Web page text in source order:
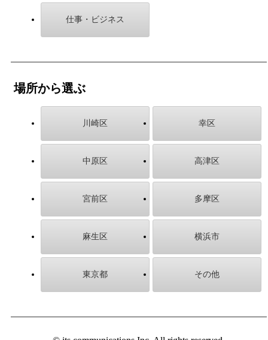
仕事・ビジネス
場所から選ぶ
川崎区 幸区
中原区 高津区
宮前区 多摩区
麻生区 横浜市
東京都 その他